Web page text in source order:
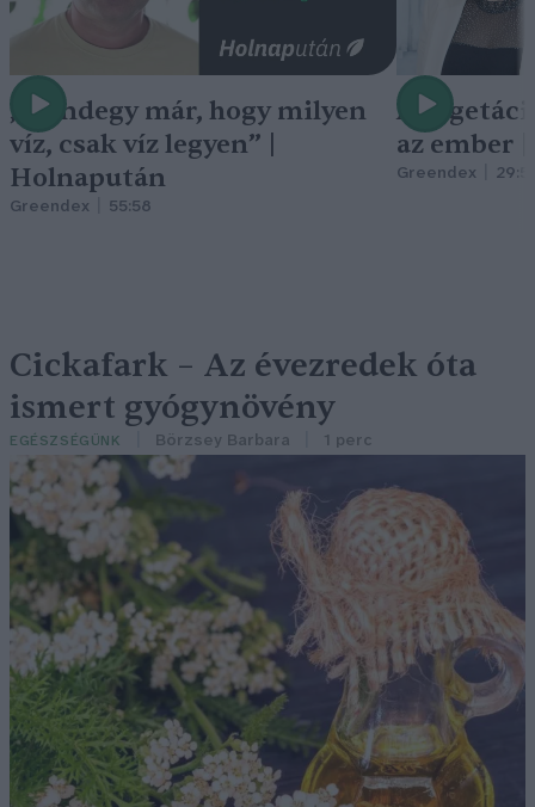
„Mindegy már, hogy milyen
víz, csak víz legyen” |
Holnapután
Greendex 55:58
A
az ember
Greendex
Cickafark – Az évezredek óta
ismert gyógynövény
EGÉSZSÉGÜNK Börzsey Barbara 1 perc